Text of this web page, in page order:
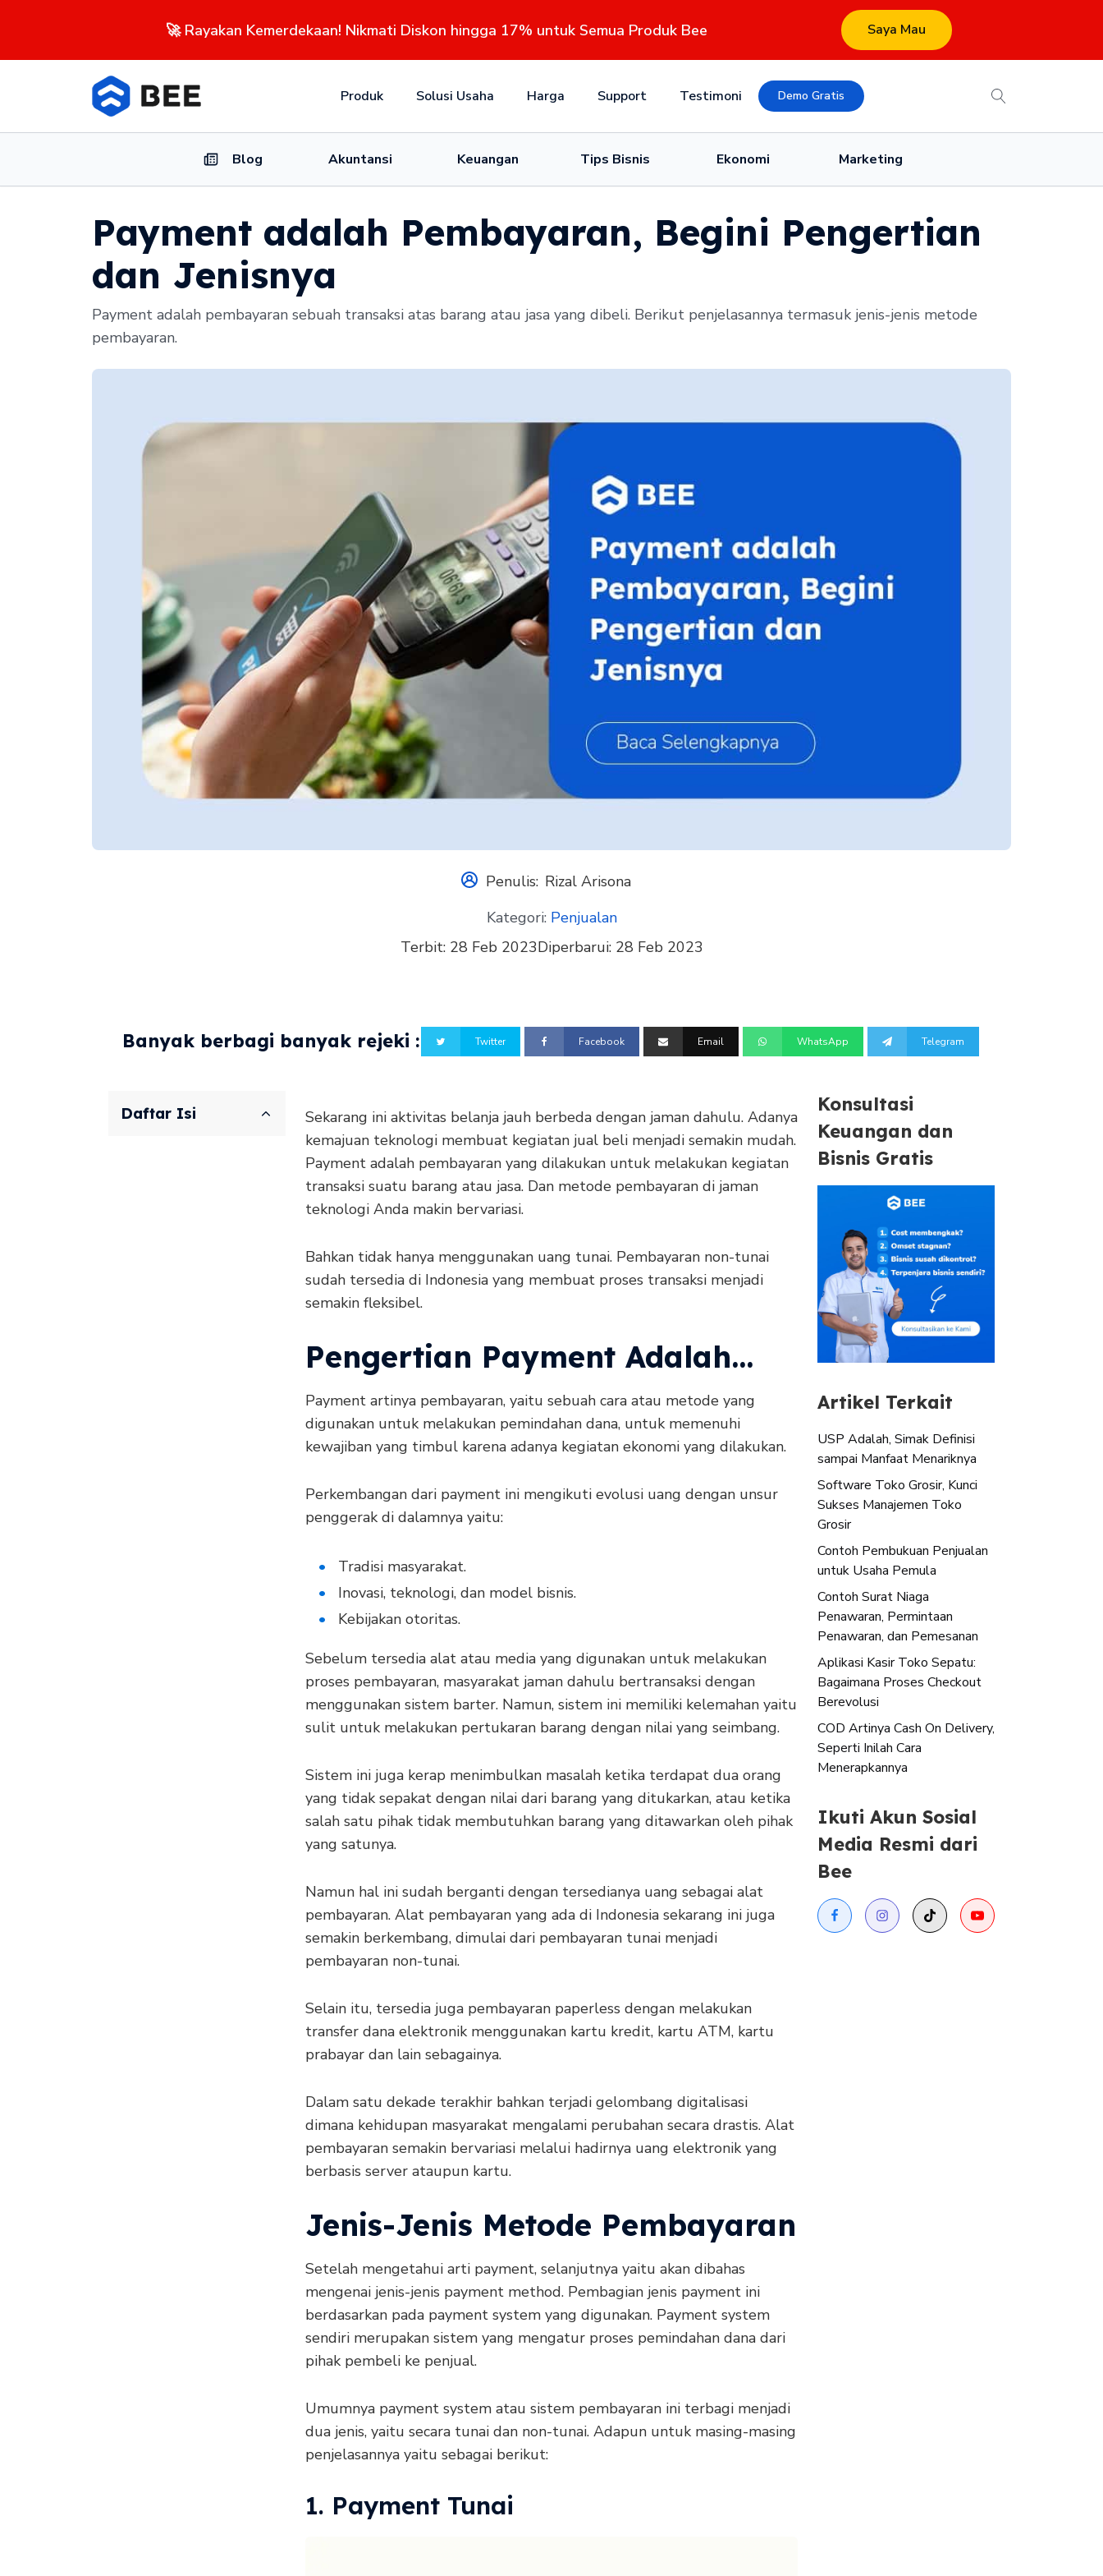
🚀 Rayakan Kemerdekaan! Nikmati Diskon hingga 17% untuk Semua Produk Bee Saya Mau
Produk Solusi Usaha Harga Support Testimoni Demo Gratis
Blog Akuntansi Keuangan Tips Bisnis Ekonomi Marketing
Payment adalah Pembayaran, Begini Pengertian
dan Jenisnya
Payment adalah pembayaran sebuah transaksi atas barang atau jasa yang dibeli. Berikut penjelasannya termasuk jenis-jenis metode
pembayaran.
Penulis: Rizal Arisona
Kategori: Penjualan
Terbit: 28 Feb 2023Diperbarui: 28 Feb 2023
Banyak berbagi banyak rejeki : Twitter Facebook Email WhatsApp Telegram
Daftar Isi
Sekarang ini aktivitas belanja jauh berbeda dengan jaman dahulu. Adanya
kemajuan teknologi membuat kegiatan jual beli menjadi semakin mudah.
Payment adalah pembayaran yang dilakukan untuk melakukan kegiatan
transaksi suatu barang atau jasa. Dan metode pembayaran di jaman
teknologi Anda makin bervariasi.
Bahkan tidak hanya menggunakan uang tunai. Pembayaran non-tunai
sudah tersedia di Indonesia yang membuat proses transaksi menjadi
semakin fleksibel.
Pengertian Payment Adalah…
Payment artinya pembayaran, yaitu sebuah cara atau metode yang
digunakan untuk melakukan pemindahan dana, untuk memenuhi
kewajiban yang timbul karena adanya kegiatan ekonomi yang dilakukan.
Perkembangan dari payment ini mengikuti evolusi uang dengan unsur
penggerak di dalamnya yaitu:
Tradisi masyarakat.
Inovasi, teknologi, dan model bisnis.
Kebijakan otoritas.
Sebelum tersedia alat atau media yang digunakan untuk melakukan
proses pembayaran, masyarakat jaman dahulu bertransaksi dengan
menggunakan sistem barter. Namun, sistem ini memiliki kelemahan yaitu
sulit untuk melakukan pertukaran barang dengan nilai yang seimbang.
Sistem ini juga kerap menimbulkan masalah ketika terdapat dua orang
yang tidak sepakat dengan nilai dari barang yang ditukarkan, atau ketika
salah satu pihak tidak membutuhkan barang yang ditawarkan oleh pihak
yang satunya.
Namun hal ini sudah berganti dengan tersedianya uang sebagai alat
pembayaran. Alat pembayaran yang ada di Indonesia sekarang ini juga
semakin berkembang, dimulai dari pembayaran tunai menjadi
pembayaran non-tunai.
Selain itu, tersedia juga pembayaran paperless dengan melakukan
transfer dana elektronik menggunakan kartu kredit, kartu ATM, kartu
prabayar dan lain sebagainya.
Dalam satu dekade terakhir bahkan terjadi gelombang digitalisasi
dimana kehidupan masyarakat mengalami perubahan secara drastis. Alat
pembayaran semakin bervariasi melalui hadirnya uang elektronik yang
berbasis server ataupun kartu.
Jenis-Jenis Metode Pembayaran
Setelah mengetahui arti payment, selanjutnya yaitu akan dibahas
mengenai jenis-jenis payment method. Pembagian jenis payment ini
berdasarkan pada payment system yang digunakan. Payment system
sendiri merupakan sistem yang mengatur proses pemindahan dana dari
pihak pembeli ke penjual.
Umumnya payment system atau sistem pembayaran ini terbagi menjadi
dua jenis, yaitu secara tunai dan non-tunai. Adapun untuk masing-masing
penjelasannya yaitu sebagai berikut:
1. Payment Tunai
Konsultasi
Keuangan dan
Bisnis Gratis
Artikel Terkait
USP Adalah, Simak Definisi
sampai Manfaat Menariknya
Software Toko Grosir, Kunci
Sukses Manajemen Toko
Grosir
Contoh Pembukuan Penjualan
untuk Usaha Pemula
Contoh Surat Niaga
Penawaran, Permintaan
Penawaran, dan Pemesanan
Aplikasi Kasir Toko Sepatu:
Bagaimana Proses Checkout
Berevolusi
COD Artinya Cash On Delivery,
Seperti Inilah Cara
Menerapkannya
Ikuti Akun Sosial
Media Resmi dari
Bee